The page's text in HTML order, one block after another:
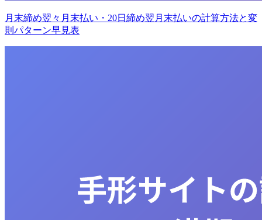
月末締め翌々月末払い・20日締め翌月末払いの計算方法と変
則パターン早見表